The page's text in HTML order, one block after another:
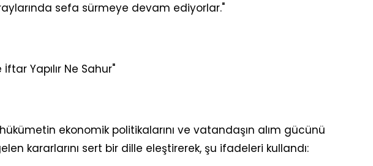
sefa sürmeye devam ediyorlar."
İftar Yapılır Ne Sahur"
hükümetin ekonomik politikalarını ve vatandaşın alım gücünü
kararlarını sert bir dille eleştirerek, şu ifadeleri kullandı: